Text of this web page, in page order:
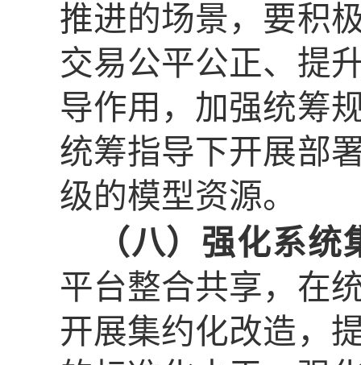
推进的场景，要积
交易公平公正、提
导作用，加强统筹
统筹指导下开展部
级的模型资源。
（八）强化系统
平台整合共享，在
开展集约化改造，